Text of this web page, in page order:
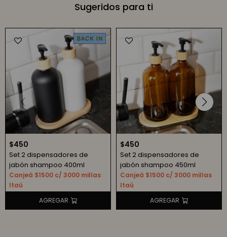
Sugeridos para ti
$450
Set 2 dispensadores de
jabón shampoo 400ml
Canjeá $1500 c/ 3000 millas
Itaú
$450
Set 2 dispensadores de
jabón shampoo 450ml
Canjeá $1500 c/ 3000 millas
Itaú